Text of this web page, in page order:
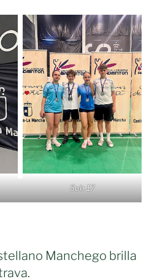
Sub 17
Manchego brilla